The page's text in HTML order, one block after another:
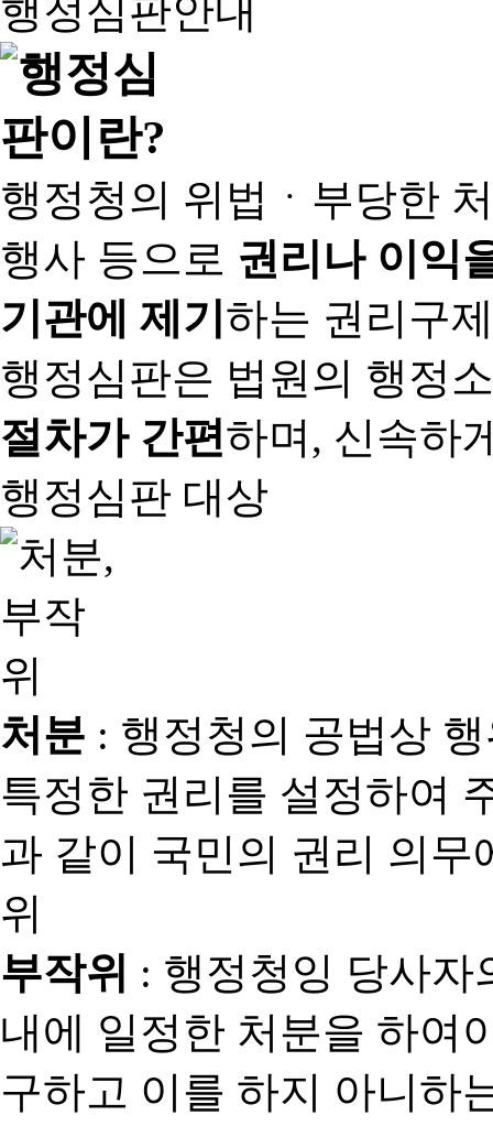
행정심판안내
행정청의 위법ㆍ부당한
행사 등으로 권리나 이익
기관에 제기하는 권리구
행정심판은 법원의 행정
절차가 간편하며, 신속하
행정심판 대상
처분 : 행정청의 공법상
특정한 권리를 설정하여
과 같이 국민의 권리 의
위
부작위 : 행정청잉 당사자
내에 일정한 처분을 하여
구하고 이를 하지 아니하